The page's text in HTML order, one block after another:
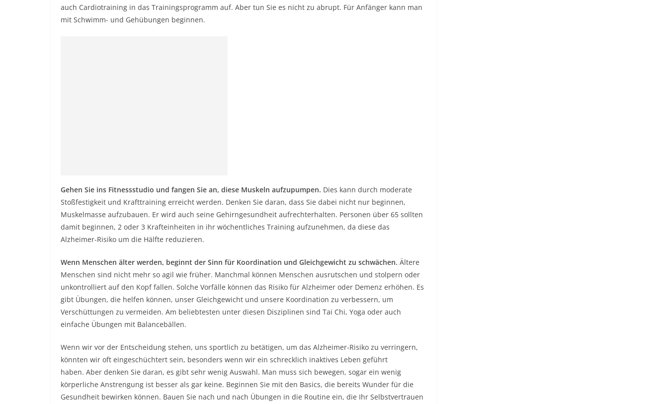
auch Cardiotraining in das Trainingsprogramm auf. Aber tun Sie es nicht zu abrupt. Für Anfänger kann man
mit Schwimm- und Gehübungen beginnen.
Gehen Sie ins Fitnessstudio und fangen Sie an, diese Muskeln aufzupumpen. Dies kann durch moderate
Stoßfestigkeit und Krafttraining erreicht werden. Denken Sie daran, dass Sie dabei nicht nur beginnen,
Muskelmasse aufzubauen. Er wird auch seine Gehirngesundheit aufrechterhalten. Personen über 65 sollten
damit beginnen, 2 oder 3 Krafteinheiten in ihr wöchentliches Training aufzunehmen, da diese das
Alzheimer-Risiko um die Hälfte reduzieren.
Wenn Menschen älter werden, beginnt der Sinn für Koordination und Gleichgewicht zu schwächen. Ältere
Menschen sind nicht mehr so ​​agil wie früher. Manchmal können Menschen ausrutschen und stolpern oder
unkontrolliert auf den Kopf fallen. Solche Vorfälle können das Risiko für Alzheimer oder Demenz erhöhen. Es
gibt Übungen, die helfen können, unser Gleichgewicht und unsere Koordination zu verbessern, um
Verschüttungen zu vermeiden. Am beliebtesten unter diesen Disziplinen sind Tai Chi, Yoga oder auch
einfache Übungen mit Balancebällen.
Wenn wir vor der Entscheidung stehen, uns sportlich zu betätigen, um das Alzheimer-Risiko zu verringern,
könnten wir oft eingeschüchtert sein, besonders wenn wir ein schrecklich inaktives Leben geführt
haben. Aber denken Sie daran, es gibt sehr wenig Auswahl. Man muss sich bewegen, sogar ein wenig
körperliche Anstrengung ist besser als gar keine. Beginnen Sie mit den Basics, die bereits Wunder für die
Gesundheit bewirken können. Bauen Sie nach und nach Übungen in die Routine ein, die Ihr Selbstvertrauen